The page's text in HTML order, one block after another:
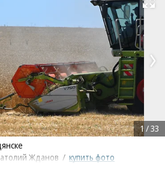
Развернуть
Жданов / купить фото
1/33